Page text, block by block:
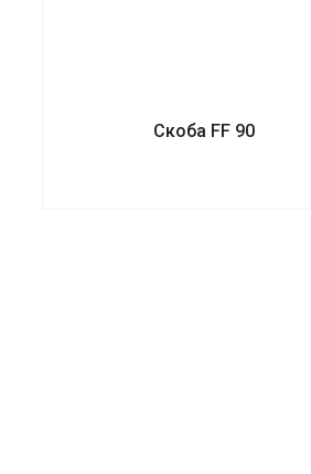
Скоба FF 90